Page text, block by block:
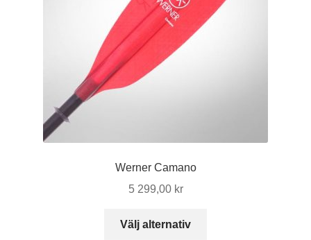
Werner Camano
5 299,00 kr
Välj alternativ